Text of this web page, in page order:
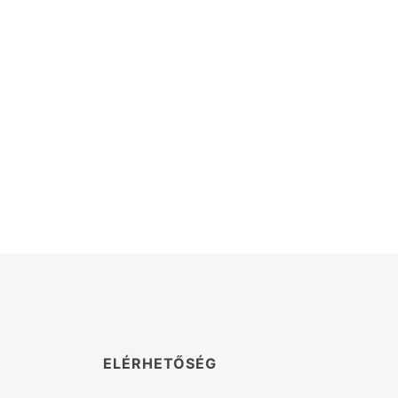
ELÉRHETŐSÉG